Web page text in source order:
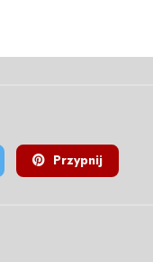
Przypnij